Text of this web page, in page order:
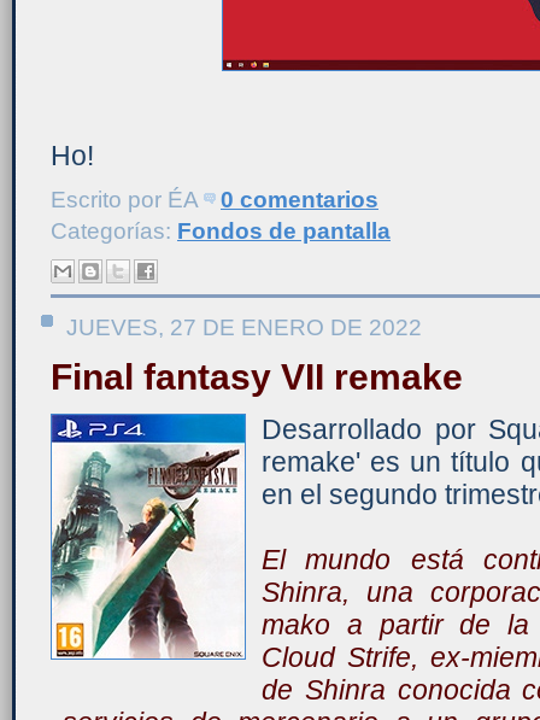
Ho!
Escrito por ÉA
0 comentarios
Categorías: Fondos de pantalla
JUEVES, 27 DE ENERO DE 2022
Final fantasy VII remake
Desarrollado por
remake' es un título
en el segundo
El mundo está
Shinra, una
mako a partir de la
Cloud Strife, ex-
de Shinra conocida